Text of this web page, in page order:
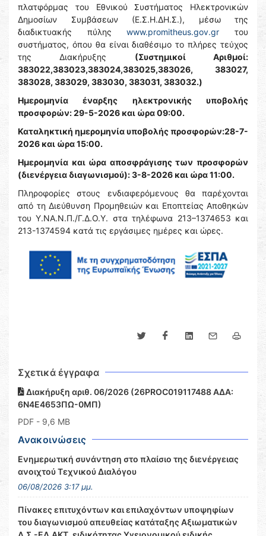
πλατφόρμας του Εθνικού Συστήματος Ηλεκτρονικών
Δημοσίων Συμβάσεων (Ε.Σ.Η.ΔΗ.Σ.), μέσω της
διαδικτυακής πύληςwww.promitheus.gov.gr του
συστήματος, όπου θα είναι διαθέσιμο το πλήρες τεύχος
της Διακήρυξης (Συστημικοί Αριθμοί:
383022,383023,383024,383025,383026, 383027,
383028, 383029, 383030, 383031, 383032.)
Ημερομηνία έναρξης ηλεκτρονικής υποβολής
προσφορών: 29-5-2026 και ώρα 09:00.
Καταληκτική ημερομηνία υποβολής προσφορών:28-7-
2026 και ώρα 15:00.
Ημερομηνία και ώρα αποσφράγισης των προσφορών
(διενέργεια διαγωνισμού): 3-8-2026 και ώρα 11:00.
Πληροφορίες στους ενδιαφερόμενους θα παρέχονται
από τη Διεύθυνση Προμηθειών και Εποπτείας Αποθηκών
του Υ.ΝΑ.Ν.Π./Γ.Δ.Ο.Υ. στα τηλέφωνα 213–1374653 και
213-1374594 κατά τις εργάσιμες ημέρες και ώρες.
Σχετικά έγγραφα
Διακήρυξη αριθ. 06/2026 (26PROC019117488 ΑΔΑ:
6Ν4Ε4653ΠΩ-0ΜΠ)
PDF - 9,6 MB
Ανακοινώσεις
Ενημερωτική συνάντηση στο πλαίσιο της διενέργειας
ανοιχτού Τεχνικού Διαλόγου
06/08/2026 3:17 μμ.
Πίνακες επιτυχόντων και επιλαχόντων υποψηφίων
του διαγωνισμού απευθείας κατάταξης Αξιωματικών